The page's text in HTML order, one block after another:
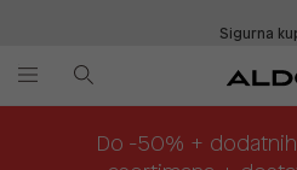
Sigurna
Do -50% +